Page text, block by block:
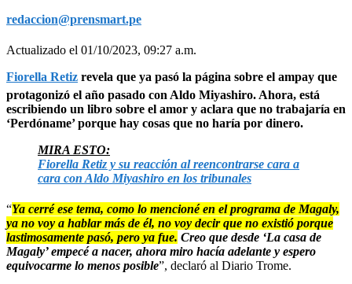
redaccion@prensmart.pe
Actualizado el 01/10/2023, 09:27 a.m.
Fiorella Retiz revela que ya pasó la página sobre el ampay que
protagonizó el año pasado con Aldo Miyashiro. Ahora, está
escribiendo un libro sobre el amor y aclara que no trabajaría en
‘Perdóname’ porque hay cosas que no haría por dinero.
MIRA ESTO:
Fiorella Retiz y su reacción al reencontrarse cara a
cara con Aldo Miyashiro en los tribunales
“Ya cerré ese tema, como lo mencioné en el programa de Magaly,
ya no voy a hablar más de él, no voy decir que no existió porque
lastimosamente pasó, pero ya fue. Creo que desde ‘La casa de
Magaly’ empecé a nacer, ahora miro hacía adelante y espero
equivocarme lo menos posible”, declaró al Diario Trome.